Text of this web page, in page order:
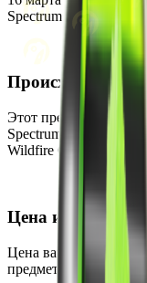
Spectrum Case и
Происхождение
Этот предмет можно
Spectrum 2 Case.
Wildfire Collection.
Цена и
Цена варьируется от
предмет дорогим. В